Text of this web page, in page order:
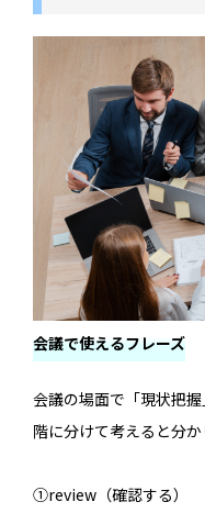
会議で使えるフレーズ
会議の場面で「現状把
階に分けて考えると分か
①review（確認する）